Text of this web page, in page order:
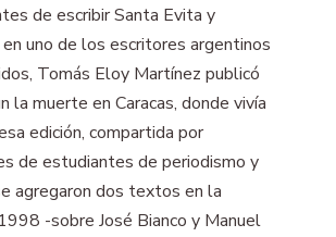
de escribir Santa Evita y
uno de los escritores argentinos
Tomás Eloy Martínez publicó
la muerte en Caracas, donde vivía
edición, compartida por
de estudiantes de periodismo y
agregaron dos textos en la
-sobre José Bianco y Manuel